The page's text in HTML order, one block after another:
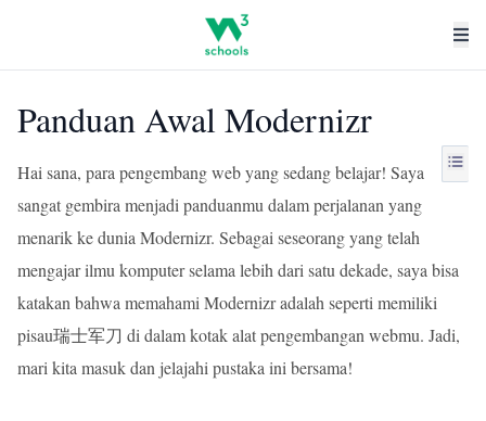
Panduan Awal Modernizr
Hai sana, para pengembang web yang sedang belajar! Saya
sangat gembira menjadi panduanmu dalam perjalanan yang
menarik ke dunia Modernizr. Sebagai seseorang yang telah
mengajar ilmu komputer selama lebih dari satu dekade, saya bisa
katakan bahwa memahami Modernizr adalah seperti memiliki
pisau瑞士军刀 di dalam kotak alat pengembangan webmu. Jadi,
mari kita masuk dan jelajahi pustaka ini bersama!